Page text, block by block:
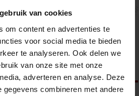
van cookies
om content en advertenties te
voor social media te bieden
te analyseren. Ook delen we
van onze site met onze
adverteren en analyse. Deze
gegevens combineren met andere